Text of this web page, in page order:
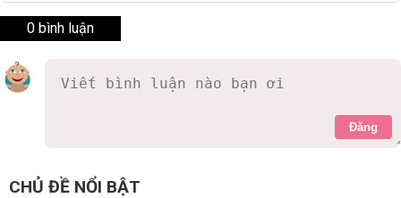
0 bình luận
Đăng
CHỦ ĐỀ NỔI BẬT